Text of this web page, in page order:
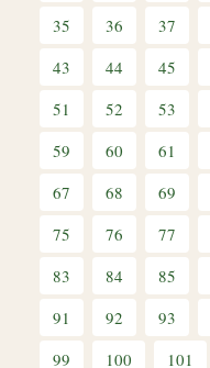
35
36 37
43
44 45
51
52 53
59
60 61
67
68 69
75
76 77
83
84 85
91
92 93
99
100 101